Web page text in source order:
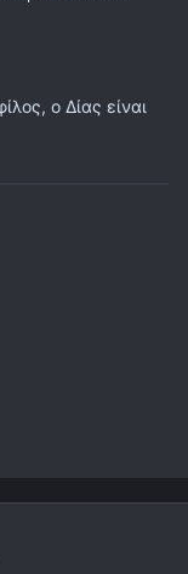
ο Δίας είναι